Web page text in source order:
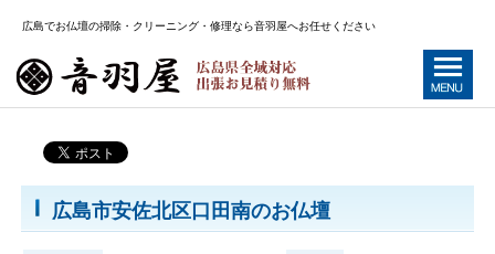
広島でお仏壇の掃除・クリーニング・修理なら音羽屋へお任せください
広島市安佐北区口田南のお仏壇